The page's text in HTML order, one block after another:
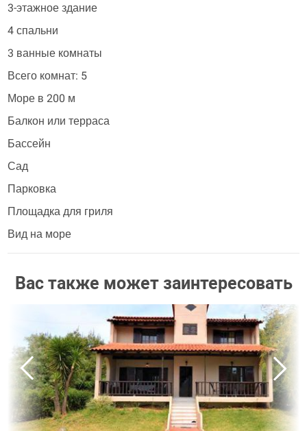
3-этажное здание
4 спальни
3 ванные комнаты
Всего комнат: 5
Море в 200 м
Балкон или терраса
Бассейн
Сад
Парковка
Площадка для гриля
Вид на море
Вас также может заинтересовать